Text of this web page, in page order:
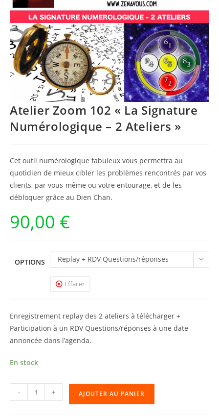
Atelier Zoom 102 « La Signature
Numérologique – 2 Ateliers »
Cet outil numérologique fabuleux vous permettra au
quotidien de mieux cibler les problèmes rencontrés par vos
clients, par vous-même ou votre entourage, et de les
débloquer grâce au Dien Chan.
90,00 €
OPTIONS Replay + RDV Questions/réponses
Effacer
Enregistrement replay des 2 ateliers à télécharger +
Participation à un RDV Questions/réponses à une date
annoncée dans l’agenda.
En stock
quantité
de
- + AJOUTER AU PANIER